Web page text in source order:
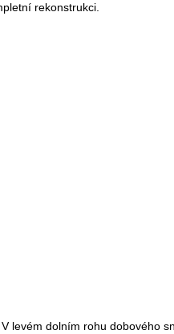
rekonstrukci.
V levém dolním rohu dobového